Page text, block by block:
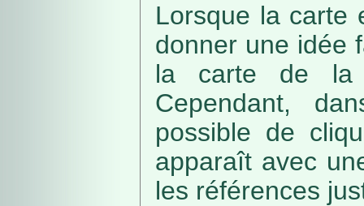
Lorsque la carte
donner une idée
la carte de la
Cependant,
possible de
apparaît avec
les références